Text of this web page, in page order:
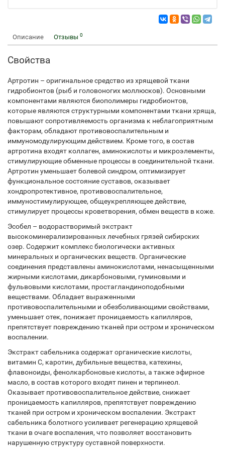
Описание Отзывы 0
Свойства
Артротин – оригинальное средство из хрящевой ткани
гидробионтов (рыб и головоногих моллюсков). Основными
компонентами являются биополимеры гидробионтов,
которые являются структурными компонентами ткани хряща,
повышают сопротивляемость организма к неблагоприятным
факторам, обладают противовоспалительным и
иммуномодулирующим действием. Кроме того, в состав
артротина входят коллаген, аминокислоты и микроэлементы,
стимулирующие обменные процессы в соединительной ткани.
Артротин уменьшает болевой синдром, оптимизирует
функциональное состояние суставов, оказывает
хондропротективное, противовоспалительное,
иммуностимулирующее, общеукрепляющее действие,
стимулирует процессы кроветворения, обмен веществ в коже.
Эсобел – водорастворимый экстракт
высокоминерализированных лечебных грязей сибирских
озер. Содержит комплекс биологически активных
минеральных и органических веществ. Органические
соединения представлены аминокислотами, ненасыщенными
жирными кислотами, дикарбоновыми, гуминовыми и
фульвовыми кислотами, простагландиноподобными
веществами. Обладает выраженными
противовоспалительными и обезболивающими свойствами,
уменьшает отек, понижает проницаемость капилляров,
препятствует повреждению тканей при остром и хроническом
воспалении.
Экстракт сабельника содержат органические кислоты,
витамин С, каротин, дубильные вещества, катехины,
флавоноиды, фенолкарбоновые кислоты, а также эфирное
масло, в состав которого входят пинен и терпинеол.
Оказывает противовоспалительное действие, снижает
проницаемость капилляров, препятствует повреждению
тканей при остром и хроническом воспалении. Экстракт
сабельника болотного усиливает регенерацию хрящевой
ткани в очаге воспаления, что позволяет восстановить
нарушенную структуру суставной поверхности.